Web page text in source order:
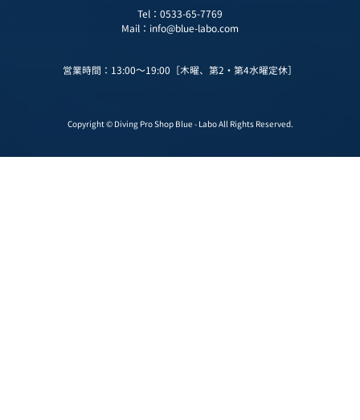
Tel： 0533-65-7769
Mail： info@blue-labo.com
営業時間：13:00～19:00［木曜、第2・第4水曜定休］
Copyright © Diving Pro Shop Blue - Labo All Rights Reserved.